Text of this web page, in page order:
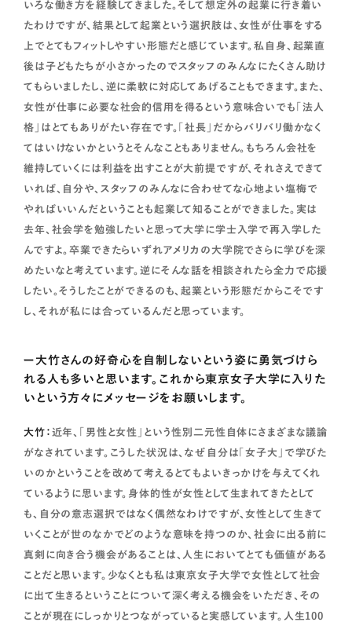
いろな働き方を経験してきました。そして想定外の起業に行き着い
たわけですが、結果として起業という選択肢は、女性が仕事をする
上でとてもフィットしやすい形態だと感じています。私自身、起業直
後は子どもたちが小さかったのでスタッフのみんなにたくさん助け
てもらいましたし、逆に柔軟に対応してあげることもできます。また、
女性が仕事に必要な社会的信用を得るという意味合いでも「法人
格」はとてもありがたい存在です。「社長」だからバリバリ働かなく
てはいけないかというとそんなこともありません。もちろん会社を
維持していくには利益を出すことが大前提ですが、それさえできて
いれば、自分や、スタッフのみんなに合わせてな心地よい塩梅で
やればいいんだということも起業して知ることができました。実は
去年、社会学を勉強したいと思って大学に学士入学で再入学した
んですよ。卒業できたらいずれアメリカの大学院でさらに学びを深
めたいなと考えています。逆にそんな話を相談されたら全力で応援
したい。そうしたことができるのも、起業という形態だからこそです
し、それが私には合っているんだと思っています。
ー大竹さんの好奇心を自制しないという姿に勇気づけら
れる人も多いと思います。これから東京女子大学に入りた
いという方々にメッセージをお願いします。
大竹： 近年、「男性と女性」という性別二元性自体にさまざまな議論
がなされています。こうした状況は、なぜ自分は「女子大」で学びた
いのかということを改めて考えるとてもよいきっかけを与えてくれ
ているように思います。身体的性が女性として生まれてきたとして
も、自分の意志選択ではなく偶然なわけですが、女性として生きて
いくことが世のなかでどのような意味を持つのか、社会に出る前に
真剣に向き合う機会があることは、人生においてとても価値がある
ことだと思います。少なくとも私は東京女子大学で女性として社会
に出て生きるということについて深く考える機会をいただき、その
ことが現在にしっかりとつながっていると実感しています。人生100